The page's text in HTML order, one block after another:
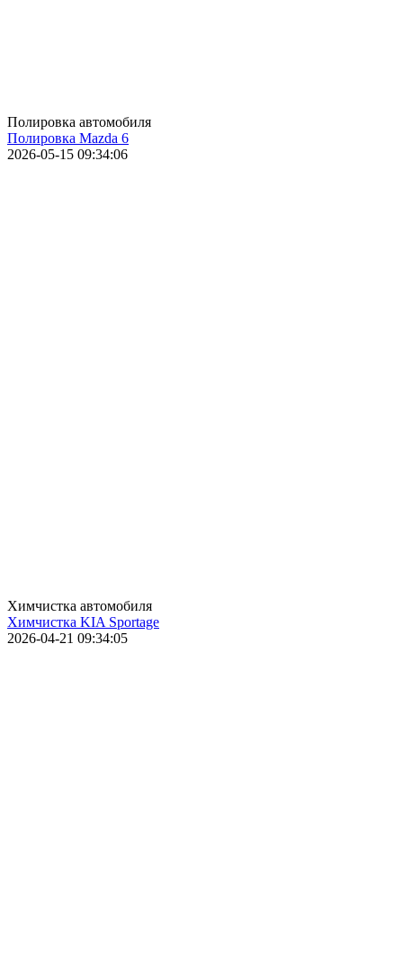
Полировка автомобиля
Полировка Mazda 6
2026-05-15 09:34:06
Химчистка автомобиля
Химчистка KIA Sportage
2026-04-21 09:34:05